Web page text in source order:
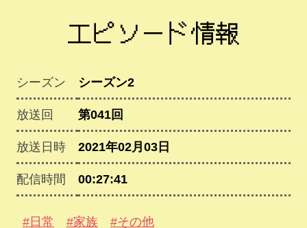
エピソード情報
シーズン シーズン2
放送回 第041回
放送日時 2021年02月03日
配信時間 00:27:41
#日常 #家族 #その他